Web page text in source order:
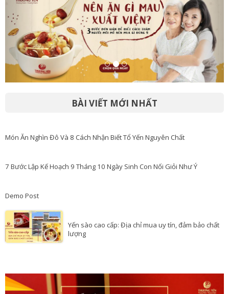
BÀI VIẾT MỚI NHẤT
Món Ăn Nghìn Đô Và 8 Cách Nhận Biết Tổ Yến Nguyên Chất
7 Bước Lập Kế Hoạch 9 Tháng 10 Ngày Sinh Con Nối Giỏi Như Ý
Demo Post
Yến sào cao cấp: Địa chỉ mua uy tín, đảm bảo chất
lượng